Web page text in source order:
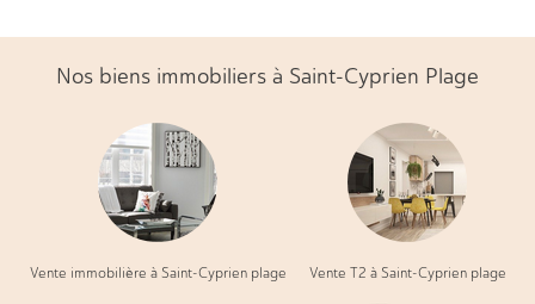
Nos biens immobiliers à Saint-Cyprien Plage
Vente immobilière à Saint-Cyprien plage Vente T2 à Saint-Cyprien plage